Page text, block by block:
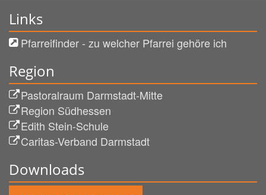
Links
Pfarreifinder - zu welcher Pfarrei gehöre ich
Region
Pastoralraum Darmstadt-Mitte
Region Südhessen
Edith Stein-Schule
Caritas-Verband Darmstadt
Downloads